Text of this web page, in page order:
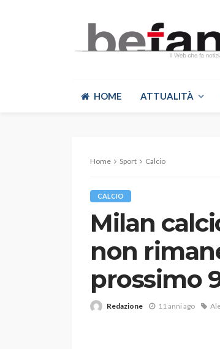
HOME ATTUALITÀ
Home Sport Calcio
CALCIO
Milan
non
prossimo
Redazione 11 anni ago